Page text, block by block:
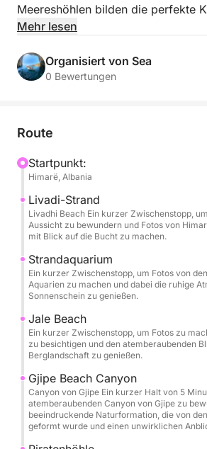
Meereshöhlen bilden die perfekte
unvergessliches Küstenerlebnis.
von Himarë und führt Sie entlang
schönsten Küstenabschnitte des
bieten.
Während Sie an Himarë, dem
Aquarium Beach, dem Jali Beach,
der Paarbucht, der Geheimen
Taubenhöhle, dem Gjipe Beach,
Höhle (Zwillingshöhlen), der
Zeit, jeden Halt in Ruhe zu
sorgfältig geplant, sodass Sie
schnorcheln und im kristallklaren
können. Unvergessliche Momente
der Kristallbucht, der Geheimen
Taubenhöhle und am Alevra Beach.
gestellt, sodass Sie direkt loslegen
genießen können.
Einer der exklusivsten Momente
Mehr lesen
Organisiert von Sea
0 Bewertungen
Route
Startpunkt:
Himarë, Albania
Livadi-Strand
Livadhi Beach Ein kurzer Zwischenstopp,
Aussicht zu bewundern und Fotos von
mit Blick auf die Bucht zu machen.
Strandaquarium
Ein kurzer Zwischenstopp, um Fotos von
Aquarien zu machen und dabei die ruhige
Sonnenschein zu genießen.
Jale Beach
Ein kurzer Zwischenstopp, um Fotos zu
zu besichtigen und den atemberaubenden
Berglandschaft zu genießen.
Gjipe Beach Canyon
Canyon von Gjipe Ein kurzer Halt von 5
atemberaubenden Canyon von Gjipe zu
beeindruckende Naturformation, die von
geformt wurde und einen unwirklichen